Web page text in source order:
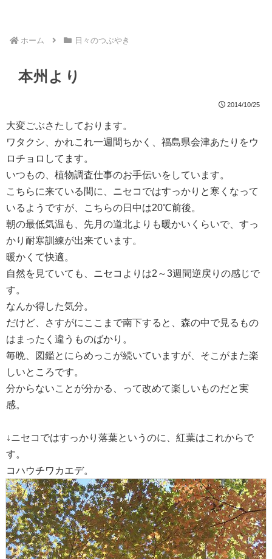
ホーム 日々のつぶやき
本州より
2014/10/25
大変ごぶさたしております。
ワタクシ、かれこれ一週間ちかく、福島県会津あたりをウ
ロチョロしてます。
いつもの、植物調査仕事のお手伝いをしています。
こちらに来ている間に、ニセコではすっかりと寒くなって
いるようですが、こちらの日中は20℃前後。
朝の最低気温も、先月の道北よりも暖かいくらいで、すっ
かり耐寒訓練が出来ています。
暖かくて快適。
自然を見ていても、ニセコよりは2～3週間逆戻りの感じで
す。
なんか得した気分。
だけど、さすがにここまで南下すると、森の中で見るもの
はまったく違うものばかり。
毎晩、図鑑とにらめっこが続いていますが、そこがまた楽
しいところです。
分からないことが分かる、って改めて楽しいものだと実
感。
↓ニセコではすっかり落葉というのに、紅葉はこれからで
す。
コハウチワカエデ。